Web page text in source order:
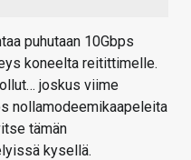
puhutaan 10Gbps
koneelta reitittimelle.
joskus viime
nollamodeemikaapeleita
tämän
kysellä.